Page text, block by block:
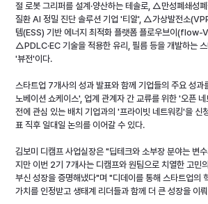
절 로봇 그리퍼를 설계·양산하는 테솔로, △만성폐쇄성
질환 AI 정밀 진단 솔루션 기업 '티알', △가상발전소
템(ESS) 기반 에너지 최적화 플랫폼 플로우브이(flow-
△PDLC·EC 기술을 적용한 유리, 필름 등을 개발하는
'뷰전'이다.
스타트업 7개사의 성과 발표와 함께 기업들의 주요 성과
노베이션 쇼케이스', 업계 관계자 간 교류를 위한 '오픈
전에 관심 있는 배치 기업과의 '프라이빗 네트워킹'을 신
표 직후 일대일 논의를 이어갈 수 있다.
김보미 디캠프 사업실장은 "딥테크와 소부장 분야는 변
지만 이번 2기 7개사는 디캠프와 원팀으로 치열한 고민
부신 성장을 증명해냈다"며 "디데이를 통해 스타트업의
가치를 인정받고 생태계 리더들과 함께 더 큰 성장을 이